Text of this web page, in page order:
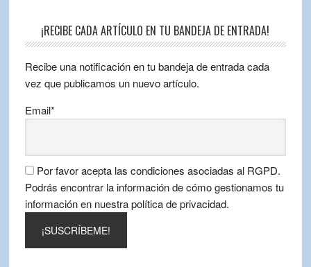
¡RECIBE CADA ARTÍCULO EN TU BANDEJA DE ENTRADA!
Recibe una notificación en tu bandeja de entrada cada
vez que publicamos un nuevo artículo.
Email*
Por favor acepta las condiciones asociadas al RGPD.
Podrás encontrar la información de cómo gestionamos tu
información en nuestra política de privacidad.